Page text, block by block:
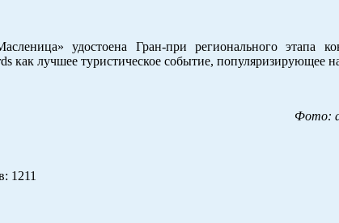
удостоена Гран-при регионального этапа
как лучшее туристическое событие,
Фото:
: 1211